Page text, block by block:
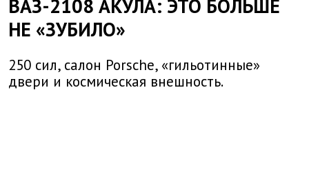
ВАЗ-2108 АКУЛА: ЭТО БОЛЬШЕ
НЕ «ЗУБИЛО»
250 сил, салон Porsche, «гильотинные»
двери и космическая внешность.